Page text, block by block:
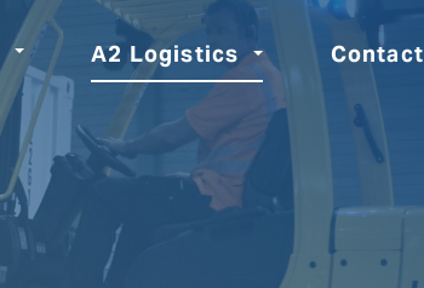
A2 Logistics Contact